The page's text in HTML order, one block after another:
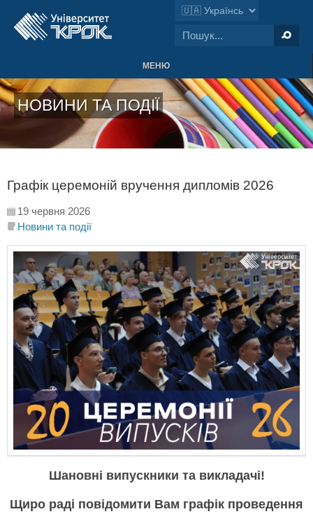
МЕНЮ
НОВИНИ ТА ПОДІЇ
Графік церемоній вручення дипломів 2026
19 червня 2026
Новини та події
Шановні випускники та викладачі!
Щиро раді повідомити Вам графік проведення